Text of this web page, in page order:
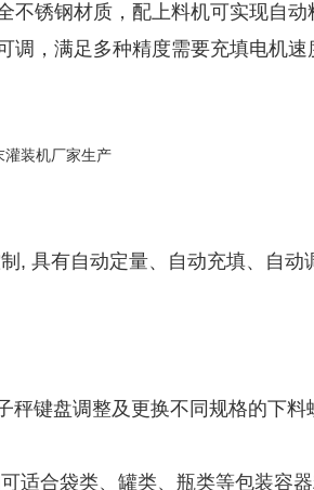
锈钢材质，配上料机可实现自动
，满足多种精度需要充填电机速
, 具有自动定量、自动充填、自动
键盘调整及更换不同规格的下料
适合袋类、罐类、瓶类等包装容